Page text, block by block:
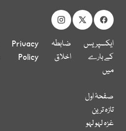
ایکسپریس
کے بارے
میں
ضابطہ
اخلاق
Privacy
Policy
صفحۂ اول
تازہ ترین
غزہ لہو لہو